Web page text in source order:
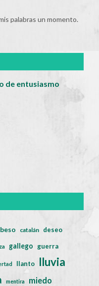
palabras un momento.
de entusiasmo
beso catalán deseo
gallego guerra
llanto lluvia
mentira miedo